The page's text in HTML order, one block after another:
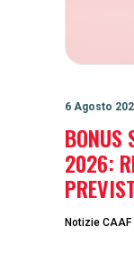
6 Agosto
BONUS
2026:
Notizie